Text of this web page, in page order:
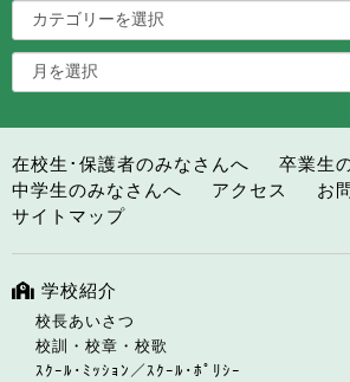
在校生･保護者のみなさんへ
卒業生
中学生のみなさんへ
アクセス
お
サイトマップ
学校紹介
校長あいさつ
校訓・校章・校歌
ｽｸｰﾙ･ﾐｯｼｮﾝ／ｽｸｰﾙ･ﾎﾟﾘｼｰ